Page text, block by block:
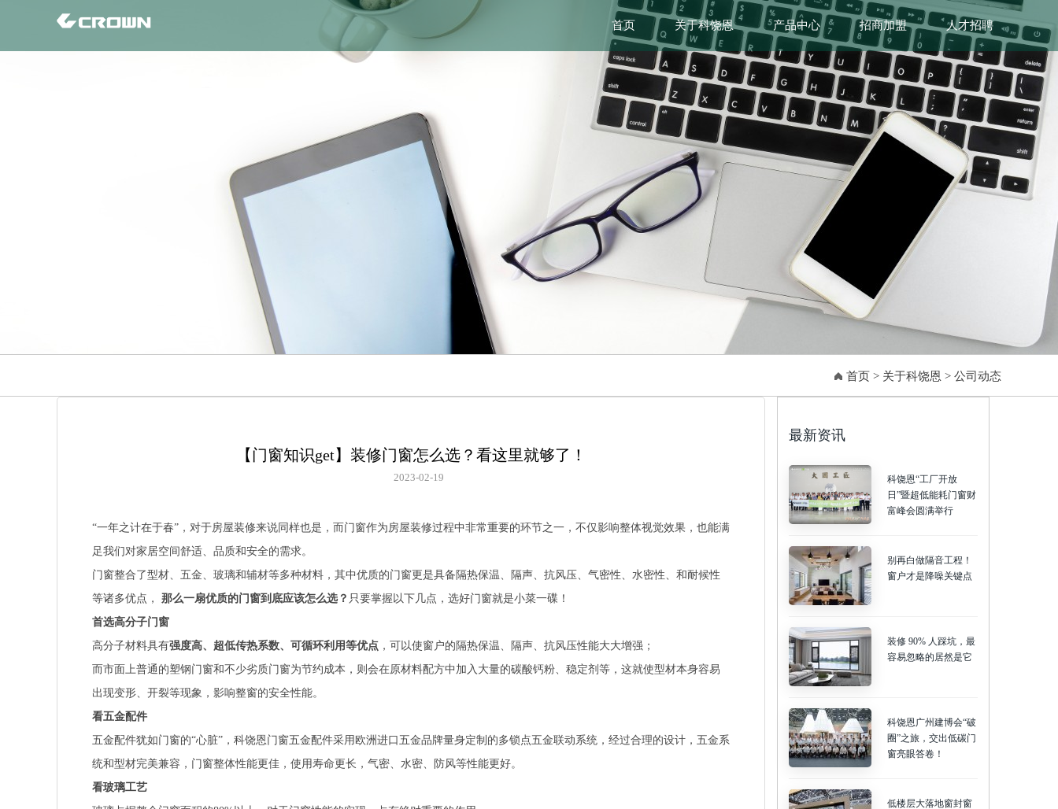
首页 关于科饶恩 产品中心 招商加盟 人才招聘
首页 > 关于科饶恩 > 公司动态
【门窗知识get】装修门窗怎么选？看这里就够了！
2023-02-19
“一年之计在于春”，对于房屋装修来说同样也是，而门窗作为房屋装修过程中非常重要的环节之一，不仅影响整体视觉效果，也能满
足我们对家居空间舒适、品质和安全的需求。
门窗整合了型材、五金、玻璃和辅材等多种材料，其中优质的门窗更是具备隔热保温、隔声、抗风压、气密性、水密性、和耐候性
等诸多优点， 那么一扇优质的门窗到底应该怎么选？ 只要掌握以下几点，选好门窗就是小菜一碟！
首选高分子门窗
高分子材料具有强度高、超低传热系数、可循环利用等优点 ，可以使窗户的隔热保温、隔声、抗风压性能大大增强；
而市面上普通的塑钢门窗和不少劣质门窗为节约成本，则会在原材料配方中加入大量的碳酸钙粉、稳定剂等，这就使型材本身容易
出现变形、开裂等现象，影响整窗的安全性能。
看五金配件
五金配件犹如门窗的“心脏”，科饶恩门窗五金配件采用欧洲进口五金品牌量身定制的多锁点五金联动系统，经过合理的设计，五金系
统和型材完美兼容，门窗整体性能更佳，使用寿命更长，气密、水密、防风等性能更好。
看玻璃工艺
最新资讯
科饶恩“工厂开放
日”暨超低能耗门窗财
富峰会圆满举行
别再白做隔音工程！
窗户才是降噪关键点
装修 90% 人踩坑，最
容易忽略的居然是它
科饶恩广州建博会“破
圈”之旅，交出低碳门
窗亮眼答卷！
低楼层大落地窗封窗